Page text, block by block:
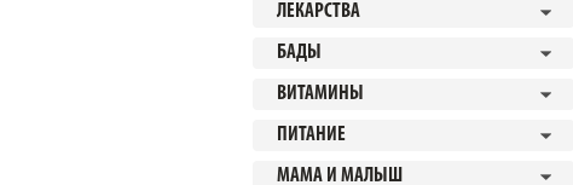
ЛЕКАРСТВА
БАДЫ
ВИТАМИНЫ
ПИТАНИЕ
МАМА И МАЛЫШ